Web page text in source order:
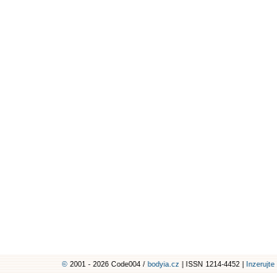
© 2001 - 2026 Code004 / bodyia.cz | ISSN 1214-4452 |